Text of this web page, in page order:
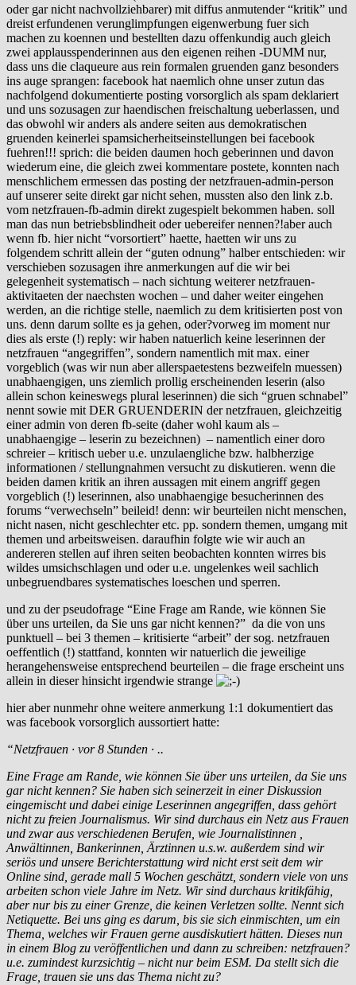
oder gar nicht nachvollziehbarer) mit diffus anmutender “kritik” und
dreist erfundenen verunglimpfungen eigenwerbung fuer sich
machen zu koennen und bestellten dazu offenkundig auch gleich
zwei applausspenderinnen aus den eigenen reihen -DUMM nur,
dass uns die claqueure aus rein formalen gruenden ganz besonders
ins auge sprangen: facebook hat naemlich ohne unser zutun das
nachfolgend dokumentierte posting vorsorglich als spam deklariert
und uns sozusagen zur haendischen freischaltung ueberlassen, und
das obwohl wir anders als andere seiten aus demokratischen
gruenden keinerlei spamsicherheitseinstellungen bei facebook
fuehren!!! sprich: die beiden daumen hoch geberinnen und davon
wiederum eine, die gleich zwei kommentare postete, konnten nach
menschlichem ermessen das posting der netzfrauen-admin-person
auf unserer seite direkt gar nicht sehen, mussten also den link z.b.
vom netzfrauen-fb-admin direkt zugespielt bekommen haben. soll
man das nun betriebsblindheit oder uebereifer nennen?!aber auch
wenn fb. hier nicht “vorsortiert” haette, haetten wir uns zu
folgendem schritt allein der “guten odnung” halber entschieden: wir
verschieben sozusagen ihre anmerkungen auf die wir bei
gelegenheit systematisch – nach sichtung weiterer netzfrauen-
aktivitaeten der naechsten wochen – und daher weiter eingehen
werden, an die richtige stelle, naemlich zu dem kritisierten post von
uns. denn darum sollte es ja gehen, oder?vorweg im moment nur
dies als erste (!) reply: wir haben natuerlich keine leserinnen der
netzfrauen “angegriffen”, sondern namentlich mit max. einer
vorgeblich (was wir nun aber allerspaetestens bezweifeln muessen)
unabhaengigen, uns ziemlich prollig erscheinenden leserin (also
allein schon keineswegs plural leserinnen) die sich “gruen schnabel”
nennt sowie mit DER GRUENDERIN der netzfrauen, gleichzeitig
einer admin von deren fb-seite (daher wohl kaum als –
unabhaengige – leserin zu bezeichnen) – namentlich einer doro
schreier – kritisch ueber u.e. unzulaengliche bzw. halbherzige
informationen / stellungnahmen versucht zu diskutieren. wenn die
beiden damen kritik an ihren aussagen mit einem angriff gegen
vorgeblich (!) leserinnen, also unabhaengige besucherinnen des
forums “verwechseln” beileid! denn: wir beurteilen nicht menschen,
nicht nasen, nicht geschlechter etc. pp. sondern themen, umgang mit
themen und arbeitsweisen. daraufhin folgte wie wir auch an
andereren stellen auf ihren seiten beobachten konnten wirres bis
wildes umsichschlagen und oder u.e. ungelenkes weil sachlich
unbegruendbares systematisches loeschen und sperren.
und zu der pseudofrage “Eine Frage am Rande, wie können Sie
über uns urteilen, da Sie uns gar nicht kennen?” da die von uns
punktuell – bei 3 themen – kritisierte “arbeit” der sog. netzfrauen
oeffentlich (!) stattfand, konnten wir natuerlich die jeweilige
herangehensweise entsprechend beurteilen – die frage erscheint uns
allein in dieser hinsicht irgendwie strange
hier aber nunmehr ohne weitere anmerkung 1:1 dokumentiert das
was facebook vorsorglich aussortiert hatte:
“Netzfrauen · vor 8 Stunden · ..
Eine Frage am Rande, wie können Sie über uns urteilen, da Sie uns
gar nicht kennen? Sie haben sich seinerzeit in einer Diskussion
eingemischt und dabei einige Leserinnen angegriffen, dass gehört
nicht zu freien Journalismus. Wir sind durchaus ein Netz aus Frauen
und zwar aus verschiedenen Berufen, wie Journalistinnen ,
Anwältinnen, Bankerinnen, Ärztinnen u.s.w. außerdem sind wir
seriös und unsere Berichterstattung wird nicht erst seit dem wir
Online sind, gerade mall 5 Wochen geschätzt, sondern viele von uns
arbeiten schon viele Jahre im Netz. Wir sind durchaus kritikfähig,
aber nur bis zu einer Grenze, die keinen Verletzen sollte. Nennt sich
Netiquette. Bei uns ging es darum, bis sie sich einmischten, um ein
Thema, welches wir Frauen gerne ausdiskutiert hätten. Dieses nun
in einem Blog zu veröffentlichen und dann zu schreiben: netzfrauen?
u.e. zumindest kurzsichtig – nicht nur beim ESM. Da stellt sich die
Frage, trauen sie uns das Thema nicht zu?